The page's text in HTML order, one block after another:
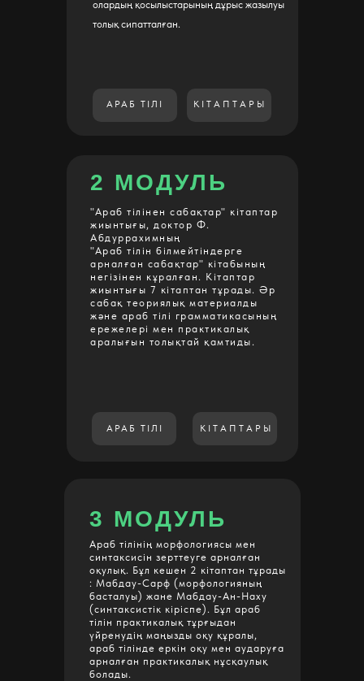
2 МОДУЛЬ
3 МОДУЛЬ
олардың қосылыстарының дұрыс жазылуы
толық сипатталған.
"Араб тілінен сабақтар" кітаптар
жиынтығы, доктор Ф.
Абдуррахимның
"Араб тілін білмейтіндерге
арналған сабақтар" кітабының
негізінен кұралған. Кітаптар
жиынтығы 7 кітаптан тұрады. Әр
сабақ теориялық материалды
және араб тілі грамматикасының
ережелері мен практикалық
аралығын толықтай қамтиды.
Араб тілінің морфологиясы мен
синтаксисін зерттеуге арналған
оқулық. Бұл кешен 2 кітаптан тұрады
: Мабдау-Сарф (морфологияның
басталуы) жане Мабдау-Ан-Наху
(синтаксистік кіріспе). Бұл араб
тілін практикалық тұрғыдан
үйренудің маңызды оқу құралы,
араб тілінде еркін оқу мен аударуға
арналған практикалық нұсқаулық
болады.
АРАБ ТІЛІ
АРАБ ТІЛІ
КІТАПТАРЫ
КІТАПТАРЫ